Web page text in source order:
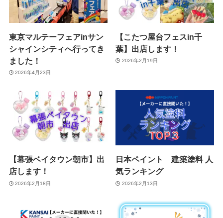
東京マルテーフェアinサン
シャインシティへ行ってき
ました！
2026年4月23日
【こたつ屋台フェスin千
葉】出店します！
2026年2月19日
【幕張ベイタウン朝市】出
店します！
2026年2月18日
日本ペイント 建築塗料 人
気ランキング
2026年2月13日